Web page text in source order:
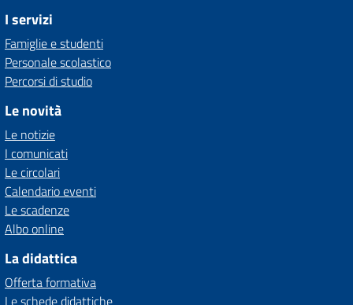
I servizi
Famiglie e studenti
Personale scolastico
Percorsi di studio
Le novità
Le notizie
I comunicati
Le circolari
Calendario eventi
Le scadenze
Albo online
La didattica
Offerta formativa
Le schede didattiche